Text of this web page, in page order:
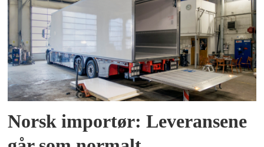
Norsk importør: Leveransene